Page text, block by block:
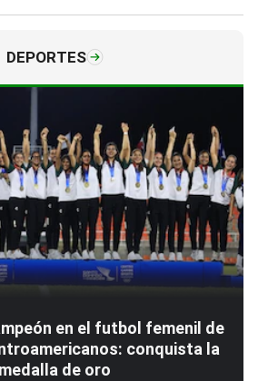
DEPORTES
en el futbol femenil de
conquista la
medalla de oro